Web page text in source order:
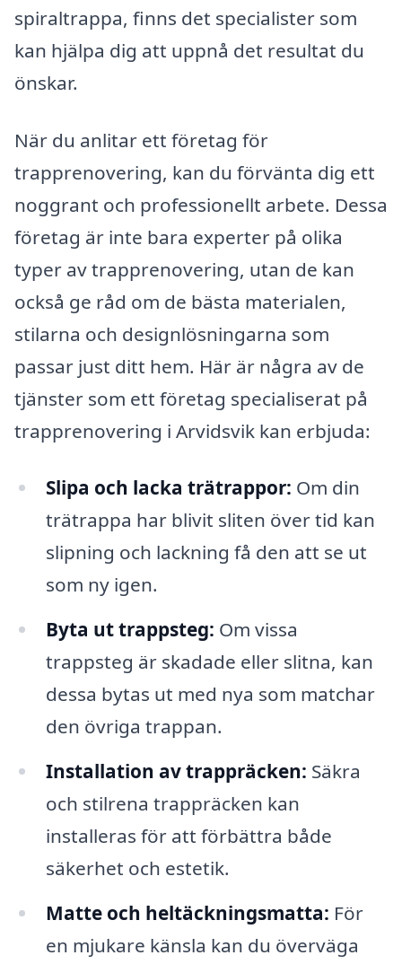
spiraltrappa, finns det specialister som
kan hjälpa dig att uppnå det resultat du
önskar.
När du anlitar ett företag för
trapprenovering, kan du förvänta dig ett
noggrant och professionellt arbete. Dessa
företag är inte bara experter på olika
typer av trapprenovering, utan de kan
också ge råd om de bästa materialen,
stilarna och designlösningarna som
passar just ditt hem. Här är några av de
tjänster som ett företag specialiserat på
trapprenovering i Arvidsvik kan erbjuda:
Slipa och lacka trätrappor: Om din
trätrappa har blivit sliten över tid kan
slipning och lackning få den att se ut
som ny igen.
Byta ut trappsteg: Om vissa
trappsteg är skadade eller slitna, kan
dessa bytas ut med nya som matchar
den övriga trappan.
Installation av trappräcken: Säkra
och stilrena trappräcken kan
installeras för att förbättra både
säkerhet och estetik.
Matte och heltäckningsmatta: För
en mjukare känsla kan du överväga